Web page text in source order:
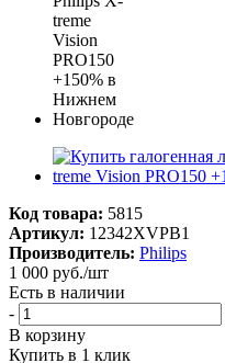
Код товара: 5815
Артикул: 12342XVPB1
Производитель: Philips
1 000 руб./шт
Есть в наличии
-
В корзину
Купить в 1 клик